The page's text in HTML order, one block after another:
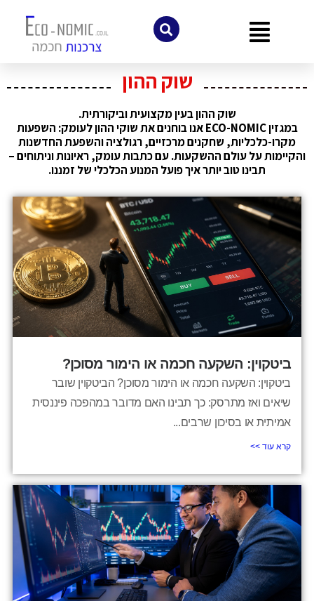
שוק ההון
שוק ההון בעין מקצועית וביקורתית.
במגזין ECO-NOMIC אנו בוחנים את שוקי ההון לעומק: השפעות
מקרו-כלכליות, שחקנים מרכזיים, רגולציה והשפעת החדשנות
והקיימות על עולם ההשקעות. עם כתבות עומק, ראיונות וניתוחים –
תבינו טוב יותר איך פועל המנוע הכלכלי של זמננו.
ביטקוין: השקעה חכמה או הימור מסוכן?
ביטקוין: השקעה חכמה או הימור מסוכן? הביטקוין שובר
שיאים ואז מתרסק: כך תבינו האם מדובר במהפכה פיננסית
אמיתית או בסיכון שרבים...
קרא עוד >>